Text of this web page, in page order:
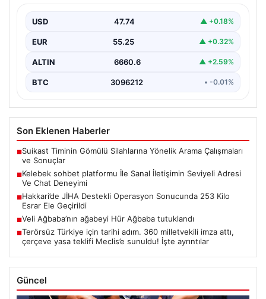
İnternet çağında insanların kaliteli bir tarzda irtibat
USD 47.74 ▲ +0.18%
EUR 55.25 ▲ +0.32%
ALTIN 6660.6 ▲ +2.59%
BTC 3096212 • -0.01%
Son Eklenen Haberler
■Suikast Timinin Gömülü Silahlarına Yönelik Arama Çalışmaları
ve Sonuçlar
■Kelebek sohbet platformu İle Sanal İletişimin Seviyeli Adresi
Ve Chat Deneyimi
■Hakkari’de JİHA Destekli Operasyon Sonucunda 253 Kilo
Esrar Ele Geçirildi
■Veli Ağbaba’nın ağabeyi Hür Ağbaba tutuklandı
■Terörsüz Türkiye için tarihi adım. 360 milletvekili imza attı,
çerçeve yasa teklifi Meclis’e sunuldu! İşte ayrıntılar
Güncel